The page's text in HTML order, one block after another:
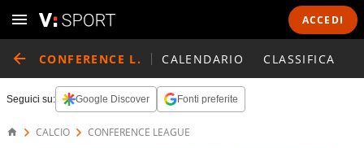
ACCEDI
CONFERENCE L. CALENDARIO CLASSIFICA
Seguici su: Google Discover Fonti preferite
CALCIO CONFERENCE LEAGUE